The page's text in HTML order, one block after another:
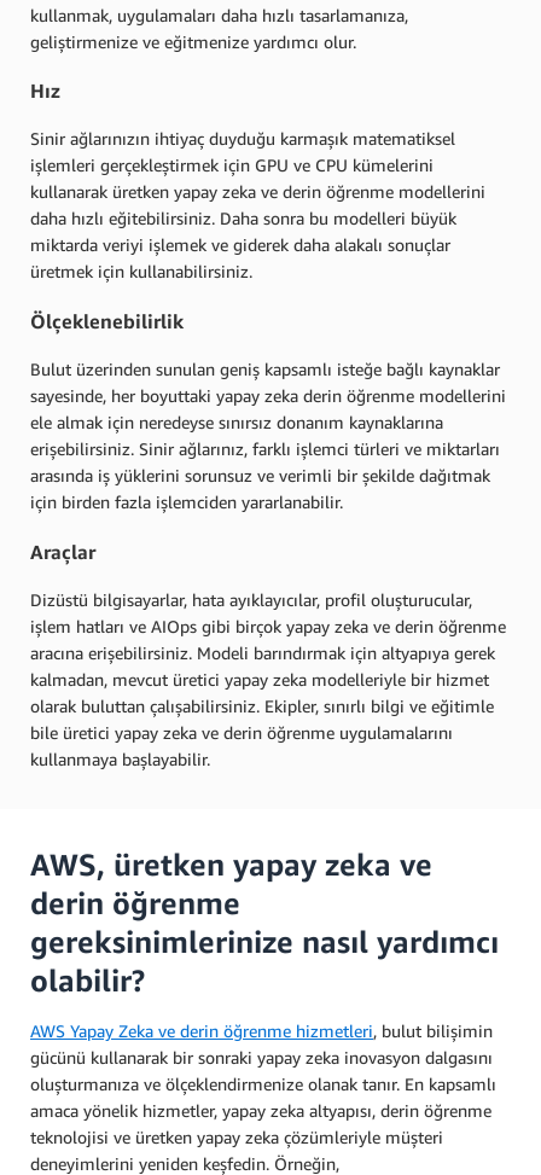
kullanmak, uygulamaları daha hızlı tasarlamanıza,
geliştirmenize ve eğitmenize yardımcı olur.
Hız
Sinir ağlarınızın ihtiyaç duyduğu karmaşık matematiksel
işlemleri gerçekleştirmek için GPU ve CPU kümelerini
kullanarak üretken yapay zeka ve derin öğrenme modellerini
daha hızlı eğitebilirsiniz. Daha sonra bu modelleri büyük
miktarda veriyi işlemek ve giderek daha alakalı sonuçlar
üretmek için kullanabilirsiniz.
Ölçeklenebilirlik
Bulut üzerinden sunulan geniş kapsamlı isteğe bağlı kaynaklar
sayesinde, her boyuttaki yapay zeka derin öğrenme modellerini
ele almak için neredeyse sınırsız donanım kaynaklarına
erişebilirsiniz. Sinir ağlarınız, farklı işlemci türleri ve miktarları
arasında iş yüklerini sorunsuz ve verimli bir şekilde dağıtmak
için birden fazla işlemciden yararlanabilir.
Araçlar
Dizüstü bilgisayarlar, hata ayıklayıcılar, profil oluşturucular,
işlem hatları ve AIOps gibi birçok yapay zeka ve derin öğrenme
aracına erişebilirsiniz. Modeli barındırmak için altyapıya gerek
kalmadan, mevcut üretici yapay zeka modelleriyle bir hizmet
olarak buluttan çalışabilirsiniz. Ekipler, sınırlı bilgi ve eğitimle
bile üretici yapay zeka ve derin öğrenme uygulamalarını
kullanmaya başlayabilir.
AWS, üretken yapay zeka ve
derin öğrenme
gereksinimlerinize nasıl yardımcı
olabilir?
AWS Yapay Zeka ve derin öğrenme hizmetleri, bulut bilişimin
gücünü kullanarak bir sonraki yapay zeka inovasyon dalgasını
oluşturmanıza ve ölçeklendirmenize olanak tanır. En kapsamlı
amaca yönelik hizmetler, yapay zeka altyapısı, derin öğrenme
teknolojisi ve üretken yapay zeka çözümleriyle müşteri
deneyimlerini yeniden keşfedin. Örneğin,